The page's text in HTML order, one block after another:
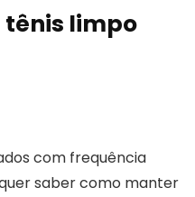
tênis limpo
com frequência
saber como manter